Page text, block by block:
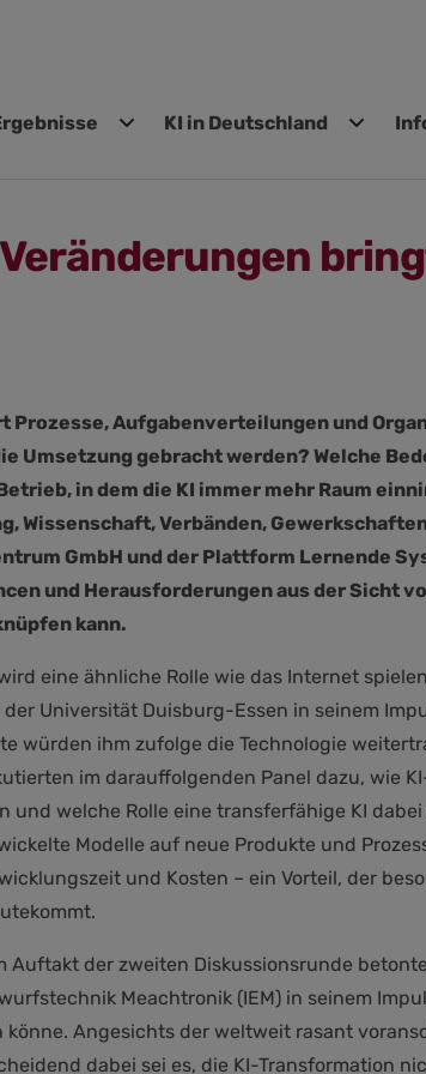
KI in Deutschland
Aufgabenverteilungen und
Umsetzung gebracht werden? Welche
in dem die KI immer mehr Raum
Wissenschaft, Verbänden,
GmbH und der Plattform Lernende
und Herausforderungen aus der Sicht
kann.
eine ähnliche Rolle wie das Internet
der Universität Duisburg-Essen in seinem
würden ihm zufolge die Technologie
im darauffolgenden Panel dazu, wie
und welche Rolle eine transferfähige KI
Modelle auf neue Produkte und
und Kosten – ein Vorteil, der
Auftakt der zweiten Diskussionsrunde
Meachtronik (IEM) in seinem
könne. Angesichts der weltweit rasant
dabei sei es, die KI-Transformation